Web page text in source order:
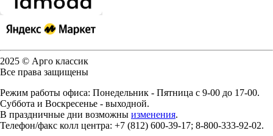
2025 © Арго классик
Все права защищены
Режим работы офиса: Понедельник - Пятница с 9-00 до 17-00.
Суббота и Воскресенье - выходной.
В праздничные дни возможны изменения.
Телефон/факс колл центра: +7 (812) 600-39-17; 8-800-333-92-02.